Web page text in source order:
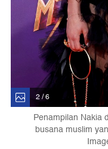
2 / 6
Penampilan Nakia
busana muslim